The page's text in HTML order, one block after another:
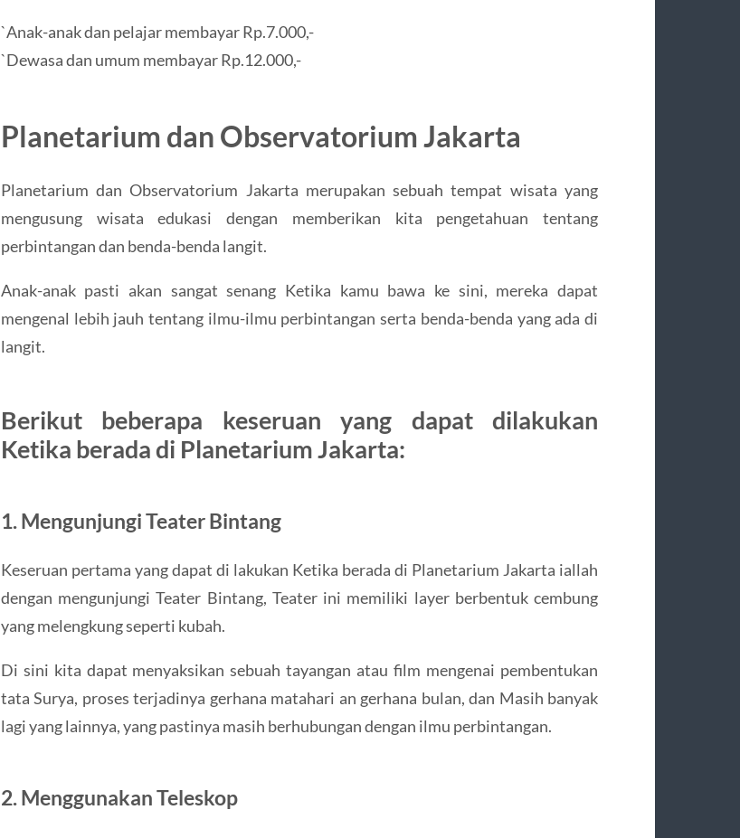
`Anak-anak dan pelajar membayar Rp.7.000,-
`Dewasa dan umum membayar Rp.12.000,-
Planetarium dan Observatorium Jakarta
Planetarium dan Observatorium Jakarta merupakan sebuah tempat wisata yang
mengusung wisata edukasi dengan memberikan kita pengetahuan tentang
perbintangan dan benda-benda langit.
Anak-anak pasti akan sangat senang Ketika kamu bawa ke sini, mereka dapat
mengenal lebih jauh tentang ilmu-ilmu perbintangan serta benda-benda yang ada di
langit.
Berikut beberapa keseruan yang dapat dilakukan
Ketika berada di Planetarium Jakarta:
1. Mengunjungi Teater Bintang
Keseruan pertama yang dapat di lakukan Ketika berada di Planetarium Jakarta iallah
dengan mengunjungi Teater Bintang, Teater ini memiliki layer berbentuk cembung
yang melengkung seperti kubah.
Di sini kita dapat menyaksikan sebuah tayangan atau film mengenai pembentukan
tata Surya, proses terjadinya gerhana matahari an gerhana bulan, dan Masih banyak
lagi yang lainnya, yang pastinya masih berhubungan dengan ilmu perbintangan.
2. Menggunakan Teleskop